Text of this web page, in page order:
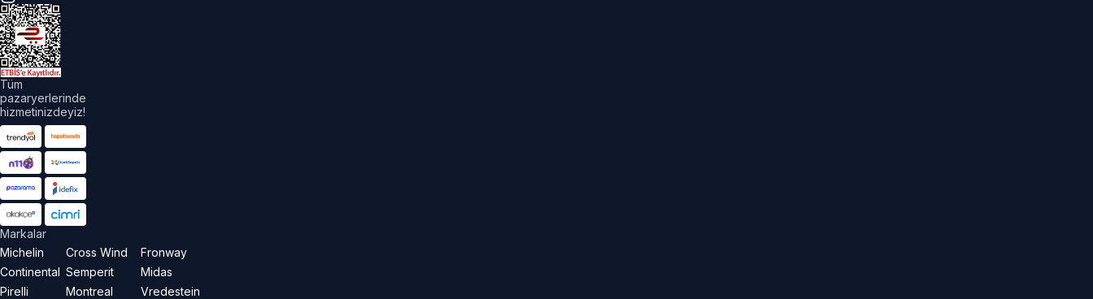
Tüm
pazaryerlerinde
hizmetinizdeyiz!
Markalar
Michelin
Continental
Pirelli
Cross Wind
Semperit
Montreal
Fronway
Midas
Vredestein